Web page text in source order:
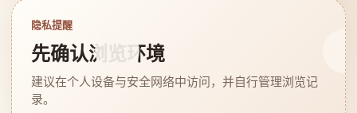
隐私提醒
先确认浏览环境
建议在个人设备与安全网络中访问，并自行管理浏览记
录。